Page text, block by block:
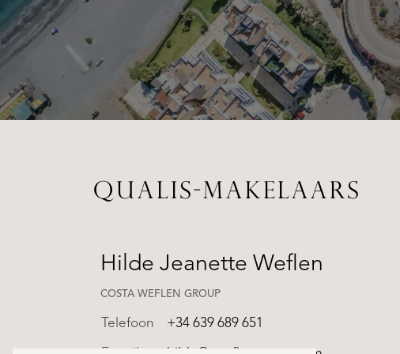
QUALIS-MAKELAARS
Hilde Jeanette Weflen
COSTA WEFLEN GROUP
Telefoon +34 639 689 651